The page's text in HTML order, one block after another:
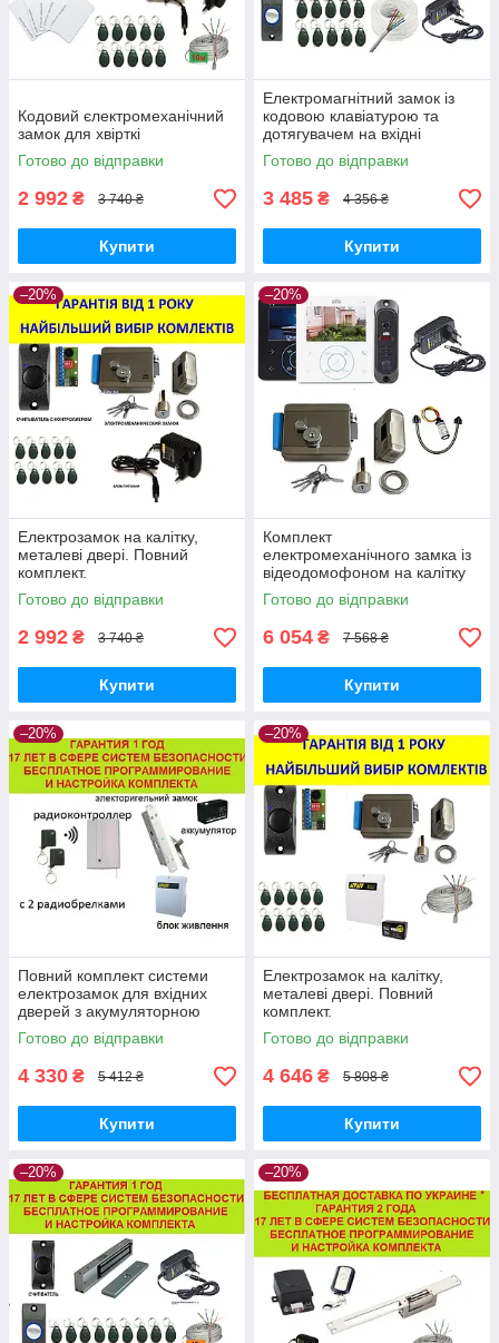
Кодовий єлектромеханічний
замок для хвірткі
Готово до відправки
2 992 ₴ 3 740 ₴
Купити
Електромагнітний замок із
кодовою клавіатурою та
дотягувачем на вхідні
двері.Повний комплект.
Готово до відправки
3 485 ₴ 4 356 ₴
Купити
–20%
Електрозамок на калітку,
металеві двері. Повний
комплект.
Готово до відправки
2 992 ₴ 3 740 ₴
Купити
–20%
Комплект
електромеханічного замка із
відеодомофоном на калітку
Готово до відправки
6 054 ₴ 7 568 ₴
Купити
–20%
Повний комплект системи
електрозамок для вхідних
дверей з акумуляторною
батареєю
Готово до відправки
4 330 ₴ 5 412 ₴
Купити
–20%
Електрозамок на калітку,
металеві двері. Повний
комплект.
Готово до відправки
4 646 ₴ 5 808 ₴
Купити
–20% –20%